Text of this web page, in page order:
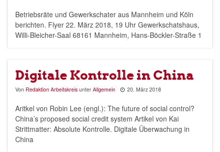
Betriebsräte und Gewerkschater aus Mannheim und Köln
berichten. Flyer 22. März 2018, 19 Uhr Gewerkschatshaus,
Willi-Bleicher-Saal 68161 Mannheim, Hans-Böckler-Straße 1
Digitale Kontrolle in China
Von Redaktion Arbeitskreis unter Allgemein 20. März 2018
Aritkel von Robin Lee (engl.): The future of social control?
China’s proposed social credit system Artikel von Kai
Strittmatter: Absolute Kontrolle. Digitale Überwachung in
China